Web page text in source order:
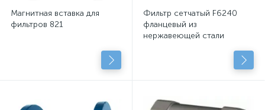
Магнитная вставка для
фильтров 821
Фильтр сетчатый F6240
фланцевый из
нержавеющей стали